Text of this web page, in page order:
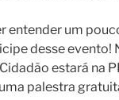
entender um
desse evento!
estará na
palestra